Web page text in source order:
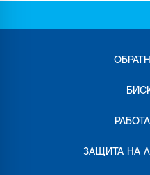
ЗАЩИТА НА